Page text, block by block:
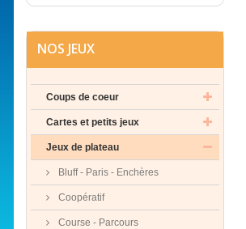
NOS JEUX
Coups de coeur
Cartes et petits jeux
Jeux de plateau
Bluff - Paris - Enchères
Coopératif
Course - Parcours